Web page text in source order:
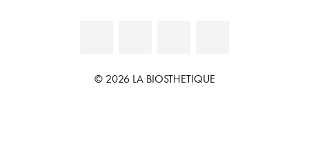
© 2026 LA BIOSTHETIQUE